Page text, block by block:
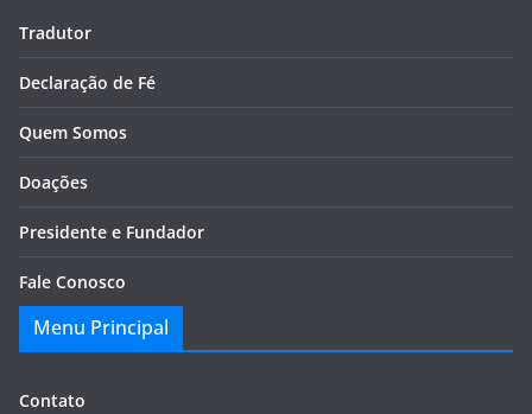
Tradutor
Declaração de Fé
Quem Somos
Doações
Presidente e Fundador
Fale Conosco
Menu Principal
Contato